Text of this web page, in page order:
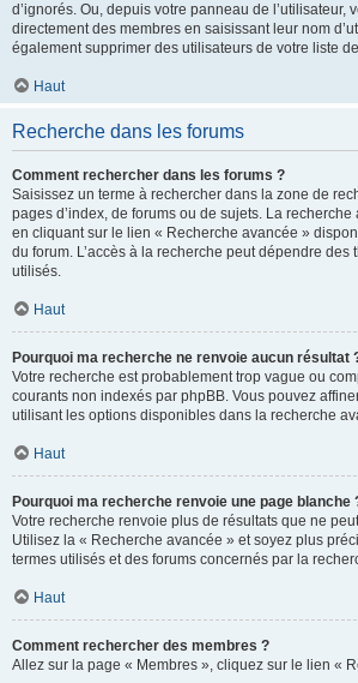
d’ignorés. Ou, depuis votre panneau de l’utilisateur,
directement des membres en saisissant leur nom
également supprimer des utilisateurs de votre liste
Haut
Recherche dans les forums
Comment rechercher dans les forums ?
Saisissez un terme à rechercher dans la zone de
pages d’index, de forums ou de sujets. La
en cliquant sur le lien « Recherche avancée »
du forum. L’accès à la recherche peut dépendre des
utilisés.
Haut
Pourquoi ma recherche ne renvoie aucun résultat
Votre recherche est probablement trop vague ou
courants non indexés par phpBB. Vous pouvez
utilisant les options disponibles dans la recherche
Haut
Pourquoi ma recherche renvoie une page blanche
Votre recherche renvoie plus de résultats que ne
Utilisez la « Recherche avancée » et soyez plus
termes utilisés et des forums concernés par la
Haut
Comment rechercher des membres ?
Allez sur la page « Membres », cliquez sur le lien «